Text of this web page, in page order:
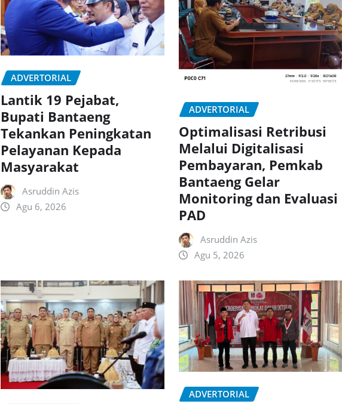
ADVERTORIAL
Lantik 19 Pejabat,
Bupati Bantaeng
Tekankan Peningkatan
Pelayanan Kepada
Masyarakat
Asruddin Azis
Agu 6, 2026
ADVERTORIAL
Optimalisasi Retribusi
Melalui Digitalisasi
Pembayaran, Pemkab
Bantaeng Gelar
Monitoring dan Evaluasi
PAD
Asruddin Azis
Agu 5, 2026
ADVERTORIAL